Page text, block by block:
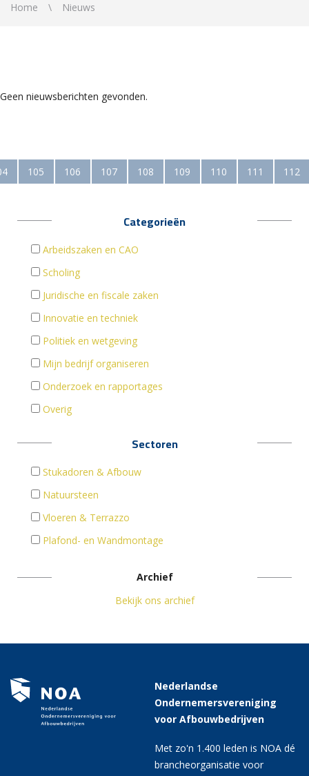
Home Nieuws
Geen nieuwsberichten gevonden.
105 106 107 108 109 110 111 112
Categorieën
Arbeidszaken en CAO
Scholing
Juridische en fiscale zaken
Innovatie en techniek
Politiek en wetgeving
Mijn bedrijf organiseren
Onderzoek en rapportages
Overig
Sectoren
Stukadoren & Afbouw
Natuursteen
Vloeren & Terrazzo
Plafond- en Wandmontage
Archief
Bekijk ons archief
Nederlandse
Ondernemersvereniging
voor Afbouwbedrijven
Met zo'n 1.400 leden is NOA dé
brancheorganisatie voor